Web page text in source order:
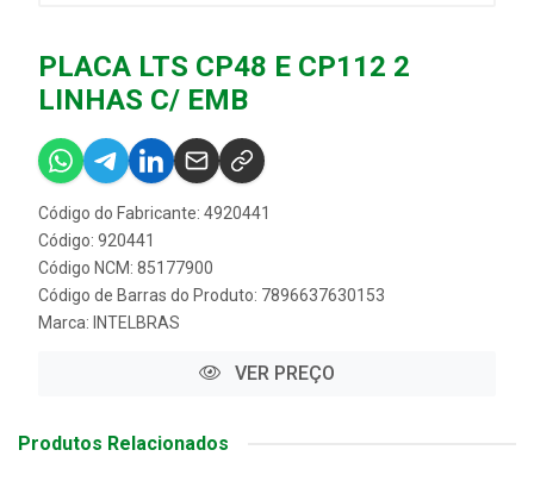
PLACA LTS CP48 E CP112 2
LINHAS C/ EMB
Código do Fabricante: 4920441
Código: 920441
Código NCM: 85177900
Código de Barras do Produto: 7896637630153
Marca: INTELBRAS
VER PREÇO
Produtos Relacionados